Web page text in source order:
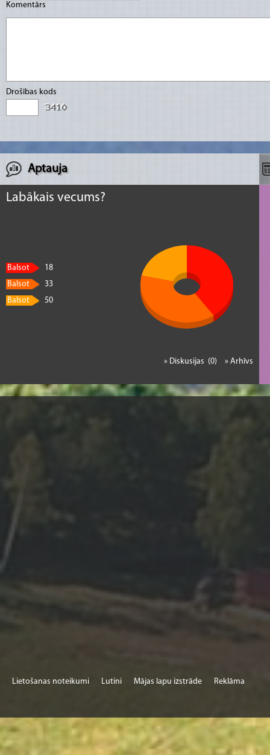
Komentārs
Drošības kods
Aptauja
Labākais vecums?
Balsot
18
Balsot
33
Balsot
50
» Arhīvs
» Diskusijas (0)
Lietošanas noteikumi Lutini Mājas lapu izstrāde Reklāma